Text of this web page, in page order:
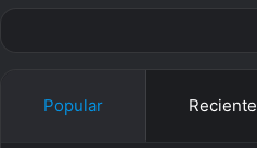
Popular Reciente